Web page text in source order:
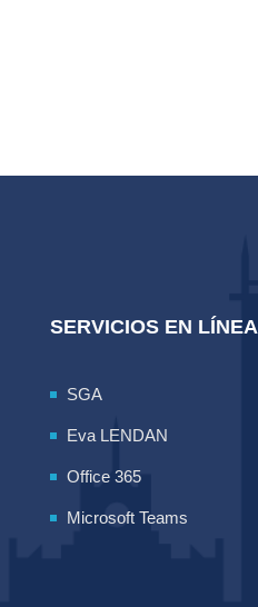
SERVICIOS EN LÍNEA
SGA
Eva LENDAN
Office 365
Microsoft Teams